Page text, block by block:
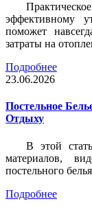
эффективному
поможет
затраты на
Подробнее
23.06.2026
Постельное
Отдыху
В этой
материалов,
постельного белья
Подробнее